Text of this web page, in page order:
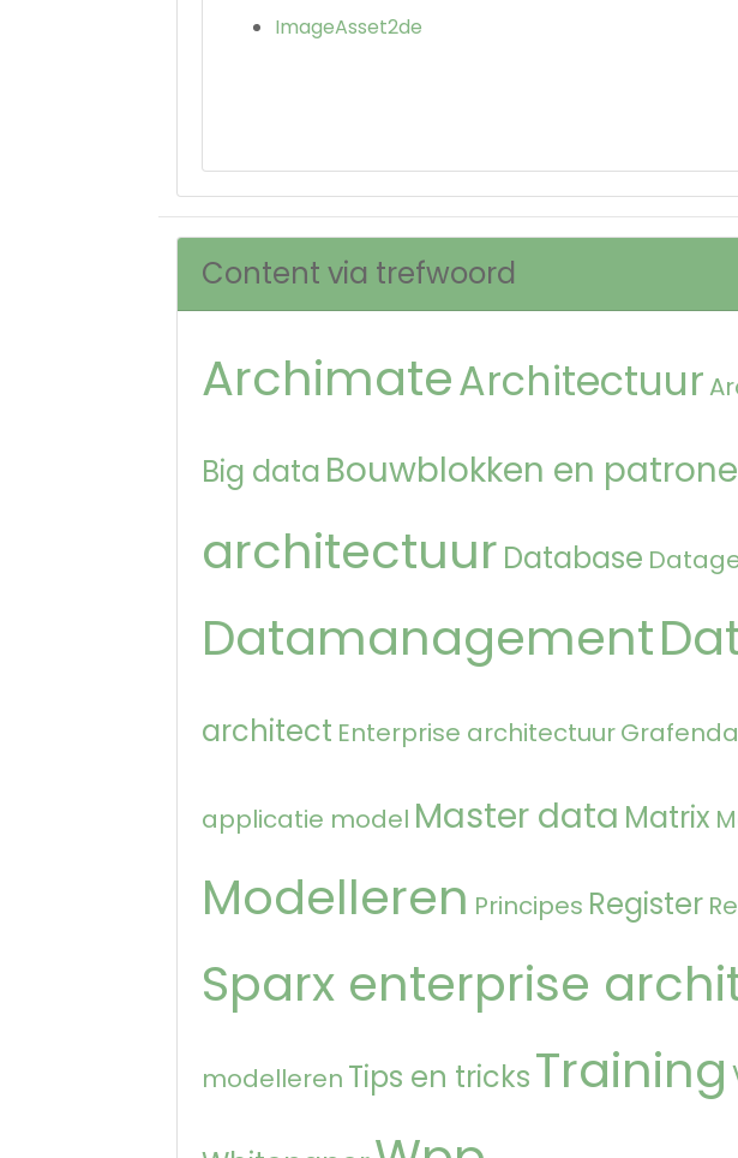
ImageAsset2de
Content via trefwoord
ArchimateArchitectuur
Big data Bouwblokken en
architectuur Database
Datamanagement
architect Enterprise architectuur
applicatie model Master data Matrix
Modelleren Principes Register
Sparx enterprise
modelleren Tips en tricksTraining